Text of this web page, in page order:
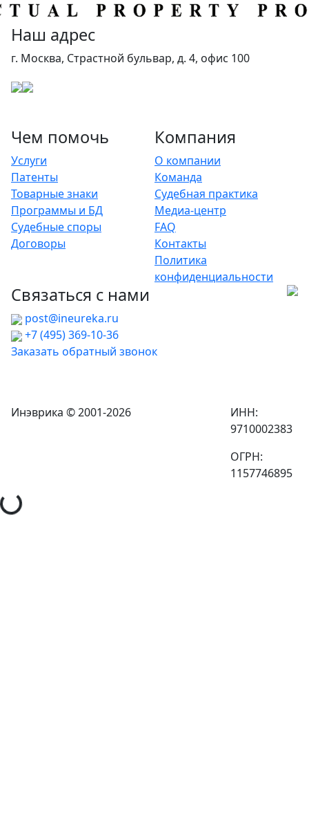
Наш адрес
г. Москва, Страстной бульвар, д. 4, офис 100
Чем помочь
Услуги
Патенты
Товарные знаки
Программы и БД
Судебные споры
Договоры
Компания
О компании
Команда
Судебная практика
Медиа-центр
FAQ
Контакты
Политика
конфиденциальности
Связаться с нами
post@ineureka.ru
+7 (495) 369-10-36
Заказать обратный звонок
Инэврика © 2001-2026
ИНН:
9710002383
ОГРН:
1157746895